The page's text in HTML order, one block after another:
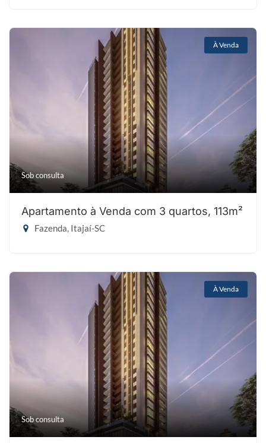
À Venda
Sob consulta
Apartamento à Venda com 3 quartos, 113m²
Fazenda, Itajaí-SC
À Venda
Sob consulta